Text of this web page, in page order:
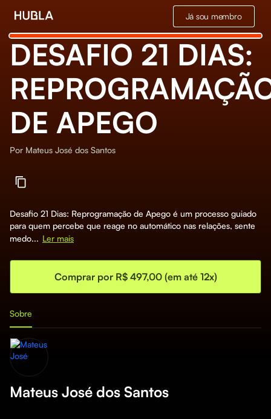
Já sou membro
DESAFIO 21 DIAS:
DE APEGO
Por Mateus José dos Santos
Desafio 21 Dias: Reprogramação de Apego é um processo guiado
para quem percebe que reage no automático nas relações, sente
medo... Ler mais
Comprar por R$ 497,00 (em até 12x)
Sobre
Mateus José dos Santos